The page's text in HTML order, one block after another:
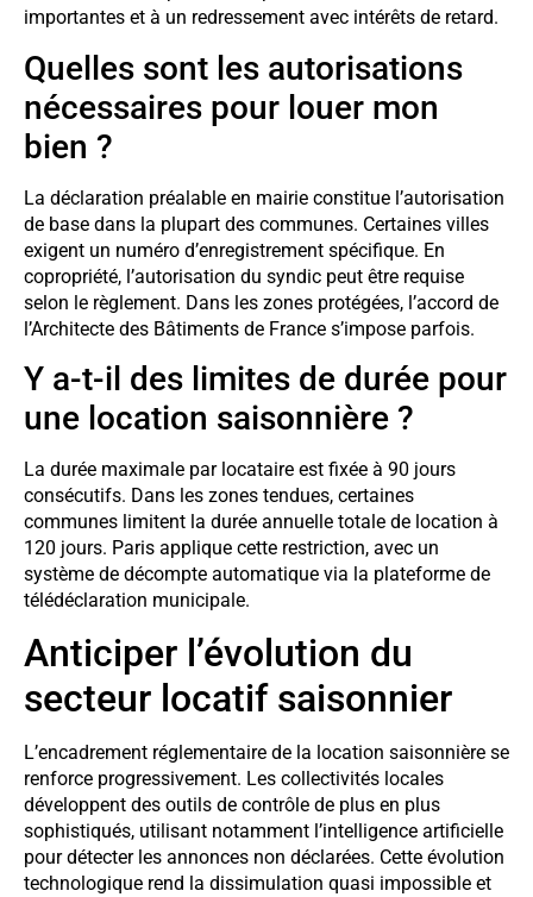
importantes et à un redressement avec intérêts de retard.
Quelles sont les autorisations
nécessaires pour louer mon
bien ?
La déclaration préalable en mairie constitue l’autorisation
de base dans la plupart des communes. Certaines villes
exigent un numéro d’enregistrement spécifique. En
copropriété, l’autorisation du syndic peut être requise
selon le règlement. Dans les zones protégées, l’accord de
l’Architecte des Bâtiments de France s’impose parfois.
Y a-t-il des limites de durée pour
une location saisonnière ?
La durée maximale par locataire est fixée à 90 jours
consécutifs. Dans les zones tendues, certaines
communes limitent la durée annuelle totale de location à
120 jours. Paris applique cette restriction, avec un
système de décompte automatique via la plateforme de
télédéclaration municipale.
Anticiper l’évolution du
secteur locatif saisonnier
L’encadrement réglementaire de la location saisonnière se
renforce progressivement. Les collectivités locales
développent des outils de contrôle de plus en plus
sophistiqués, utilisant notamment l’intelligence artificielle
pour détecter les annonces non déclarées. Cette évolution
technologique rend la dissimulation quasi impossible et